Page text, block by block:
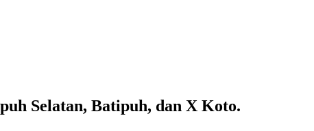
Selatan, Batipuh, dan X Koto.